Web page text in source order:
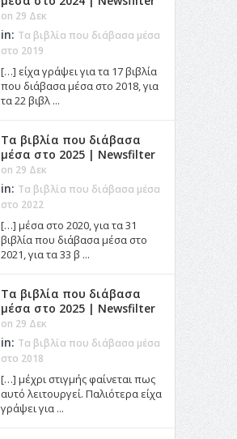
on 29 Δεκ
in: Τα βιβλία που διάβασα μέσα
στο 2019
[…] είχα γράψει για τα 17 βιβλία
που διάβασα μέσα στο 2018, για
τα 22 βιβλ ...
Τα βιβλία που διάβασα
μέσα στο 2025 | Newsfilter
on 29 Δεκ
in: Τα βιβλία που διάβασα μέσα
στο 2022
[…] μέσα στο 2020, για τα 31
βιβλία που διάβασα μέσα στο
2021, για τα 33 β ...
Τα βιβλία που διάβασα
μέσα στο 2025 | Newsfilter
on 29 Δεκ
in: Τα βιβλία που διάβασα μέσα
στο 2018
[…] μέχρι στιγμής φαίνεται πως
αυτό λειτουργεί. Παλιότερα είχα
γράψει για ...